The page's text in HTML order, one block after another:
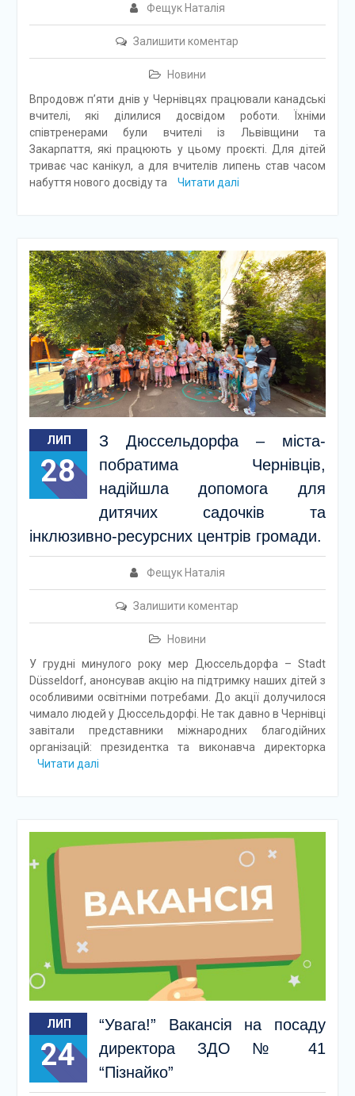
Фещук Наталія
Залишити коментар
Новини
Впродовж п’яти днів у Чернівцях працювали канадські
вчителі, які ділилися досвідом роботи. Їхніми
співтренерами були вчителі із Львівщини та
Закарпаття, які працюють у цьому проєкті. Для дітей
триває час канікул, а для вчителів липень став часом
набуття нового досвіду та
Читати далі
ЛИП
28
З Дюссельдорфа – міста-
побратима Чернівців,
надійшла допомога для
дитячих садочків та
інклюзивно-ресурсних центрів громади.
Фещук Наталія
Залишити коментар
Новини
У грудні минулого року мер Дюссельдорфа – Stadt
Düsseldorf, анонсував акцію на підтримку наших дітей з
особливими освітніми потребами. До акції долучилося
чимало людей у Дюссельдорфі. Не так давно в Чернівці
завітали представники міжнародних благодійних
організацій: президентка та виконавча директорка
Читати далі
ЛИП
24
“Увага!” Вакансія на посаду
директора ЗДО № 41
“Пізнайко”